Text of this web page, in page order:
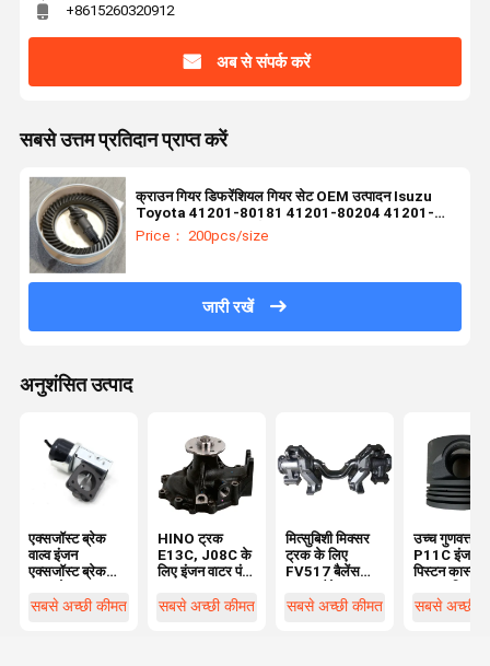
+8615260320912
अब से संपर्क करें
सबसे उत्तम प्रतिदान प्राप्त करें
क्राउन गियर डिफरेंशियल गियर सेट OEM उत्पादन Isuzu
Toyota 41201-80181 41201-80204 41201-
69815 20CrMnTi के लिए उपयुक्त
Price： 200pcs/size
जारी रखें
अनुशंसित उत्पाद
एक्सजॉस्ट ब्रेक
वाल्व इंजन
एक्सजॉस्ट ब्रेक
700P 8-
सबसे अच्छी कीमत
HINO ट्रक
E13C, J08C के
लिए इंजन वाटर पंप
161003647
सबसे अच्छी कीमत
मित्सुबिशी मिक्सर
ट्रक के लिए
FV517 बैलेंस
MC095604
सबसे अच्छी कीमत
उच्च गुणवत्ता
P11C इंजन
पिस्टन कास्ट
सबसे अच्छी